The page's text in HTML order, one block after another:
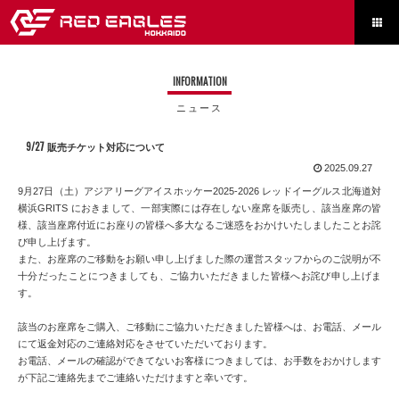

INFORMATION
ニュース
9/27 販売チケット対応について
2025.09.27
9月27日（土）アジアリーグアイスホッケー2025-2026 レッドイーグルス北海道対
横浜GRITS におきまして、一部実際には存在しない座席を販売し、該当座席の皆
様、該当座席付近にお座りの皆様へ多大なるご迷惑をおかけいたしましたことお詫
び申し上げます。
また、お座席のご移動をお願い申し上げました際の運営スタッフからのご説明が不
十分だったことにつきましても、ご協力いただきました皆様へお詫び申し上げま
す。
該当のお座席をご購入、ご移動にご協力いただきました皆様へは、お電話、メール
にて返金対応のご連絡対応をさせていただいております。
お電話、メールの確認ができてないお客様につきましては、お手数をおかけします
が下記ご連絡先までご連絡いただけますと幸いです。